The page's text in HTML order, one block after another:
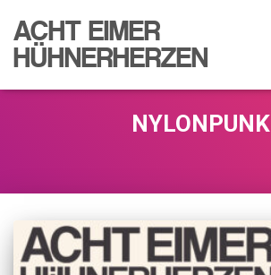
ACHT EIMER
HÜHNERHERZEN
NYLONPUNK